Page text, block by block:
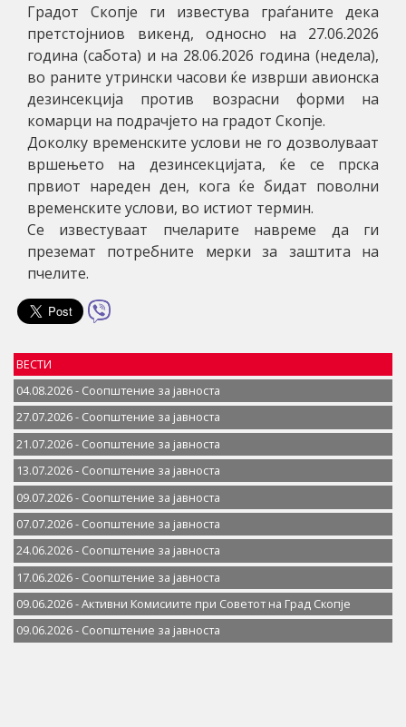
Градот Скопје ги известува граѓаните дека
претстојниов викенд, односно на 27.06.2026
година (сабота) и на 28.06.2026 година (недела),
во раните утрински часови ќе изврши авионска
дезинсекција против возрасни форми на
комарци на подрачјето на градот Скопје.
Доколку временските услови не го дозволуваат
вршењето на дезинсекцијата, ќе се прска
првиот нареден ден, кога ќе бидат поволни
временските услови, во истиот термин.
Се известуваат пчеларите навреме да ги
преземат потребните мерки за заштита на
пчелите.
ВЕСТИ
04.08.2026 - Соопштение за јавностa
27.07.2026 - Соопштение за јавностa
21.07.2026 - Соопштение за јавностa
13.07.2026 - Соопштение за јавностa
09.07.2026 - Соопштение за јавностa
07.07.2026 - Соопштение за јавноста
24.06.2026 - Соопштение за јавностa
17.06.2026 - Соопштение за јавностa
09.06.2026 - Активни Комисиите при Советот на Град Скопје
09.06.2026 - Соопштение за јавностa